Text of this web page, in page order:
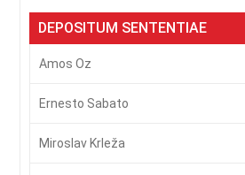
DEPOSITUM SENTENTIAE
Amos Oz
Ernesto Sabato
Miroslav Krleža